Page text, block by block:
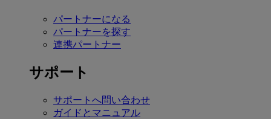
パートナーになる
パートナーを探す
連携パートナー
サポート
サポートへ問い合わせ
ガイドとマニュアル